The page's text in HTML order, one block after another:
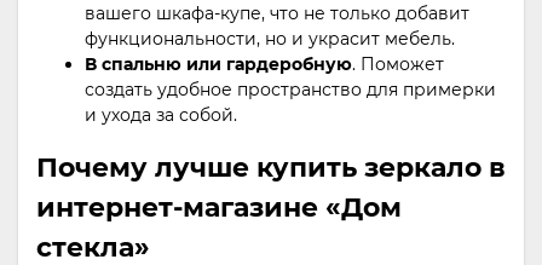
вашего шкафа-купе, что не только добавит
функциональности, но и украсит мебель.
В спальню или гардеробную. Поможет
создать удобное пространство для примерки
и ухода за собой.
Почему лучше купить зеркало в
интернет-магазине «Дом
стекла»